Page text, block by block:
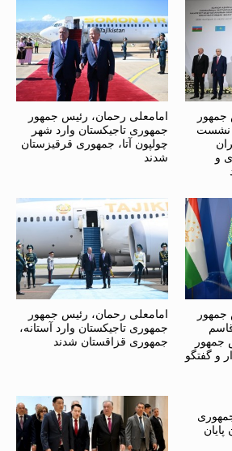
جمهور
نشست
و
امامعلی رحمان، رئیس جمهور
جمهوری تاجیکستان وارد شهر
چولپون آتا، جمهوری قرقیزستان
شدند
جمهور
جمهور
و گفتگو
امامعلی رحمان، رئیس جمهور
جمهوری تاجیکستان وارد آستانه،
جمهوری قزاقستان شدند